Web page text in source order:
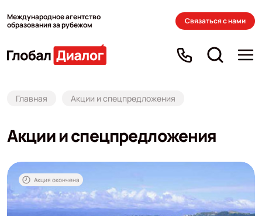
Международное агентство
образования за рубежом
Связаться с нами
Главная Акции и спецпредложения
Акции и спецпредложения
Акция окончена